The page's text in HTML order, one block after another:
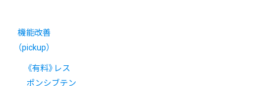
機能改善
（pickup）
《有料》レス
ポンシブテン